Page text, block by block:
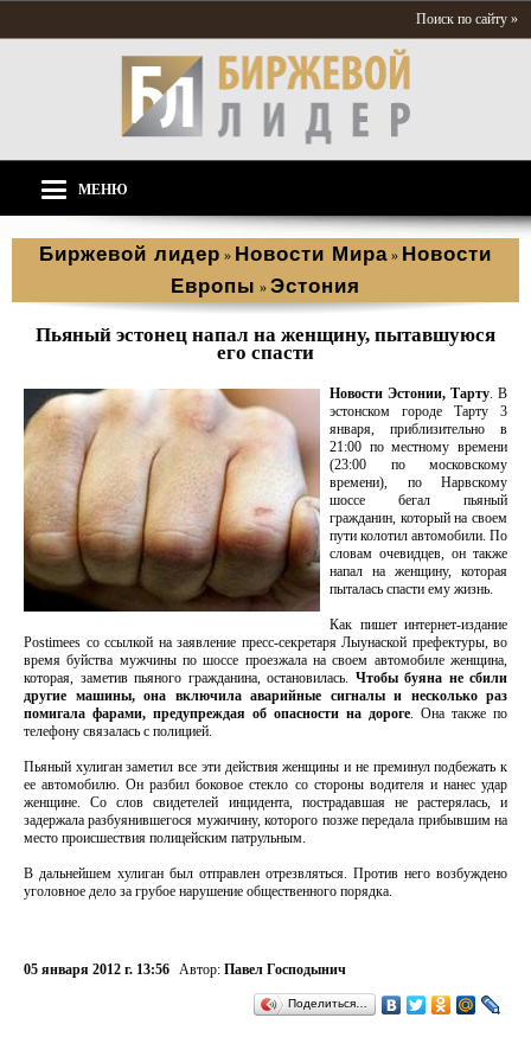
Поиск по сайту »
МЕНЮ
Биржевой лидер » Новости Мира » Новости
Европы » Эстония
Пьяный эстонец напал на женщину, пытавшуюся
его спасти
Новости Эстонии, Тарту. В
эстонском городе Тарту 3
января, приблизительно в
21:00 по местному времени
(23:00 по московскому
времени), по Нарвскому
шоссе бегал пьяный
гражданин, который на своем
пути колотил автомобили. По
словам очевидцев, он также
напал на женщину, которая
пыталась спасти ему жизнь.
Как пишет интернет-издание
Postimees со ссылкой на заявление пресс-секретаря Лыунаской префектуры, во
время буйства мужчины по шоссе проезжала на своем автомобиле женщина,
которая, заметив пьяного гражданина, остановилась. Чтобы буяна не сбили
другие машины, она включила аварийные сигналы и несколько раз
помигала фарами, предупреждая об опасности на дороге. Она также по
телефону связалась с полицией.
Пьяный хулиган заметил все эти действия женщины и не преминул подбежать к
ее автомобилю. Он разбил боковое стекло со стороны водителя и нанес удар
женщине. Со слов свидетелей инцидента, пострадавшая не растерялась, и
задержала разбуянившегося мужичину, которого позже передала прибывшим на
место происшествия полицейским патрульным.
В дальнейшем хулиган был отправлен отрезвляться. Против него возбуждено
уголовное дело за грубое нарушение общественного порядка.
05 января 2012 г. 13:56 Автор: Павел Господынич
Поделиться…